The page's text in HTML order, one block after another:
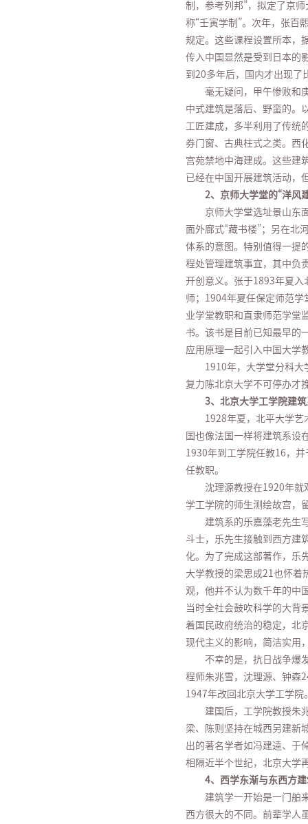
制，参考列邦”，拟定了京
称“壬寅学制”。次年，张百
规定。这些课程设置所本，
传入中国显然是受到日本的
到20多年后，国内才出现了
毫无疑问，甲午惨败和
中式建筑是落后、野蛮的。
工匠建成，多半利用了传统
券门窗、古典柱式之类。西
宫苑禁地中海建成。这些建
已经在中国开展建筑活动，
2、京师大学堂的“洋风
京师大学堂选址景山东
面外廊式“藏书楼”；另在北
体系的意图。特别值得一提
程处管理建筑事宜，其中负
开创意义。张于1893年夏入
师；1904年夏任保定师范
业学堂教职和直隶师范学堂
书。该书是目前已知最早的
应用原理一起引入中国大学
1910年，大学堂分科大
复力陈北京大学不可停办才
3、北京大学工学院建
1928年夏，北平大学
国也像法国一样将建筑系设
1930年到工学院任教16，
任教职。
沈理源教授在1920年就
学工学院的师生测绘故宫，
建筑系的乐嘉藻老先生
斗士，乐先生接触到西方建
化。为了完成这部著作，乐
大学教授的梁思成21也怀着
观，他并不认为数千年的中
当时全社会鼓吹科学的大背
着国民政府统治的稳定，北
现代主义的影响，简洁实用
不幸的是，抗日战争爆
程师朱兆雪，沈理源、钟森
1947年改回北京大学工学院
建国后，工学院教授朱
梁、陈则坚持在城西另建新
出的著名学者如冯建逵、于
相隔近半个世纪，北京大学
4、西学东渐与东西方
建筑学一开始是一门舶
西方很大的不同。前辈学人